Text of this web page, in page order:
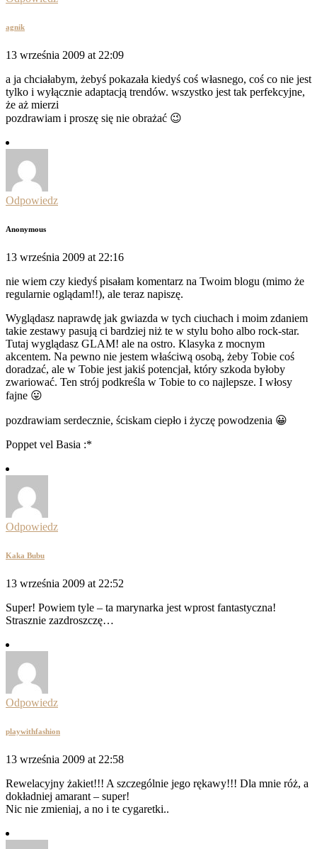
agnik
13 września 2009 at 22:09
a ja chciałabym, żebyś pokazała kiedyś coś własnego, coś co nie jest
tylko i wyłącznie adaptacją trendów. wszystko jest tak perfekcyjne,
że aż mierzi
pozdrawiam i proszę się nie obrażać 😉
Odpowiedz
Anonymous
13 września 2009 at 22:16
nie wiem czy kiedyś pisałam komentarz na Twoim blogu (mimo że
regularnie oglądam!!), ale teraz napiszę.
Wyglądasz naprawdę jak gwiazda w tych ciuchach i moim zdaniem
takie zestawy pasują ci bardziej niż te w stylu boho albo rock-star.
Tutaj wyglądasz GLAM! ale na ostro. Klasyka z mocnym
akcentem. Na pewno nie jestem właściwą osobą, żeby Tobie coś
doradzać, ale w Tobie jest jakiś potencjał, który szkoda byłoby
zwariować. Ten strój podkreśla w Tobie to co najlepsze. I włosy
fajne 😛
pozdrawiam serdecznie, ściskam ciepło i życzę powodzenia 😀
Poppet vel Basia :*
Odpowiedz
Kaka Bubu
13 września 2009 at 22:52
Super! Powiem tyle – ta marynarka jest wprost fantastyczna!
Strasznie zazdroszczę…
Odpowiedz
playwithfashion
13 września 2009 at 22:58
Rewelacyjny żakiet!!! A szczególnie jego rękawy!!! Dla mnie róż, a
dokładniej amarant – super!
Nic nie zmieniaj, a no i te cygaretki..